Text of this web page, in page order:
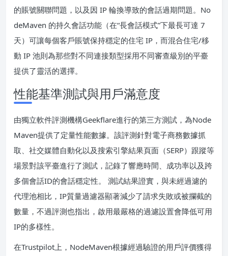
的賬號關聯問題，以及因 IP 輪換導致的會話過期問題。No
deMaven 的持久會話功能（在“長會話模式”下最長可達 7
天）可讓每個客戶賬號保持穩定的住宅 IP，而混合住宅/移
動 IP 池則為那些對不同連接類型採用不同審查級別的平臺
提供了靈活的選擇。
性能基準測試與用戶滿意度
由獨立軟件評測機構Geekflare進行的第三方測試，為Node
Maven提供了定量性能數據。該評測針對電子商務數據抓
取、社交媒體自動化以及搜索引擎結果頁面（SERP）跟蹤等
場景對該平臺進行了測試，記錄了響應時間、成功率以及跨
多個會話ID的會話穩定性。 測試結果證實，與未經過濾的
代理池相比，IP質量過濾器顯著減少了請求失敗或被攔截的
數量，不過評測也指出，啟用最嚴格的過濾設置會降低可用
IP的多樣性。
在Trustpilot上，NodeMaven根據經過驗證的用戶評價獲得